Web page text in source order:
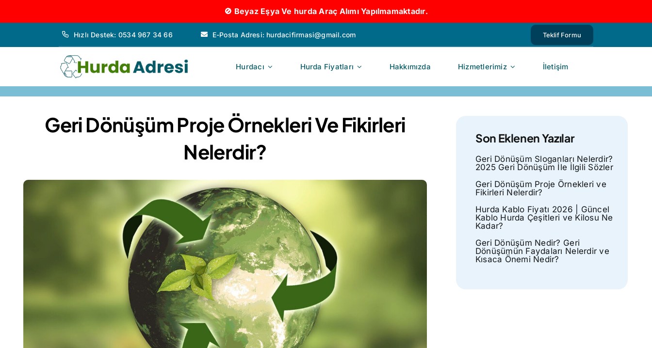
🚫 Beyaz Eşya Ve hurda Araç Alımı Yapılmamaktadır.
Hızlı Destek: 0534 967 34 66 E-Posta Adresi: hurdacifirmasi@gmail.com Teklif Formu
Hurdacı Hurda Fiyatları Hakkımızda Hizmetlerimiz İletişim
Geri Dönüşüm Proje Örnekleri Ve Fikirleri
Nelerdir?
Son Eklenen Yazılar
Geri Dönüşüm Sloganları Nelerdir?
2025 Geri Dönüşüm İle İlgili Sözler
Geri Dönüşüm Proje Örnekleri ve
Fikirleri Nelerdir?
Hurda Kablo Fiyatı 2026 | Güncel
Kablo Hurda Çeşitleri ve Kilosu Ne
Kadar?
Geri Dönüşüm Nedir? Geri
Dönüşümün Faydaları Nelerdir ve
Kısaca Önemi Nedir?